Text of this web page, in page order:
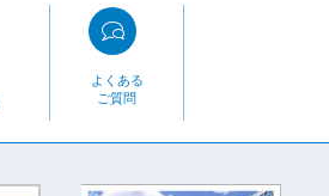
よくある
ご質問